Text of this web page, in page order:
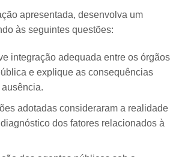
apresentada, desenvolva um
às seguintes questões:
integração adequada entre os órgãos
e explique as consequências
adotadas consideraram a realidade
dos fatores relacionados à